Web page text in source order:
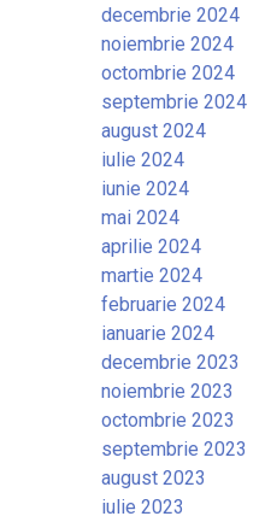
decembrie 2024
noiembrie 2024
octombrie 2024
septembrie 2024
august 2024
iulie 2024
iunie 2024
mai 2024
aprilie 2024
martie 2024
februarie 2024
ianuarie 2024
decembrie 2023
noiembrie 2023
octombrie 2023
septembrie 2023
august 2023
iulie 2023